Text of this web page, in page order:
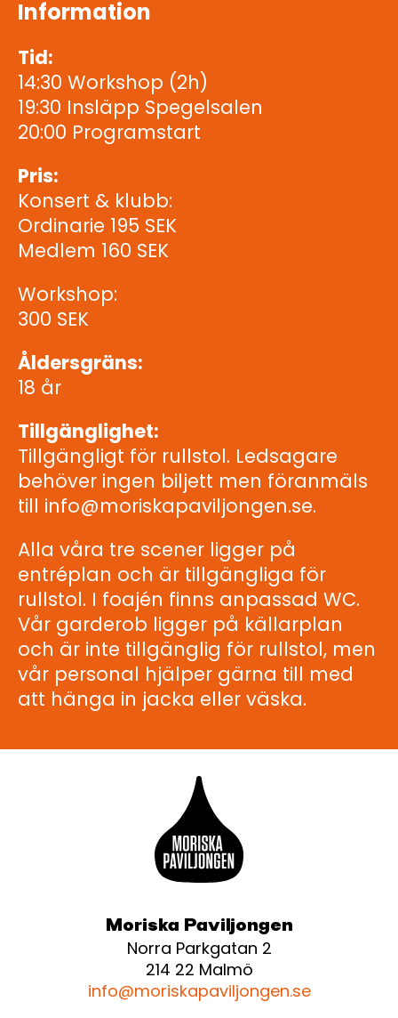
Information
Tid:
14:30 Workshop (2h)
19:30 Insläpp Spegelsalen
20:00 Programstart
Pris:
Konsert & klubb:
Ordinarie 195 SEK
Medlem 160 SEK
Workshop:
300 SEK
Åldersgräns:
18 år
Tillgänglighet:
Tillgängligt för rullstol. Ledsagare
behöver ingen biljett men föranmäls
till info@moriskapaviljongen.se.
Alla våra tre scener ligger på
entréplan och är tillgängliga för
rullstol. I foajén finns anpassad WC.
Vår garderob ligger på källarplan
och är inte tillgänglig för rullstol, men
vår personal hjälper gärna till med
att hänga in jacka eller väska.
Moriska Paviljongen
Norra Parkgatan 2
214 22 Malmö
info@moriskapaviljongen.se